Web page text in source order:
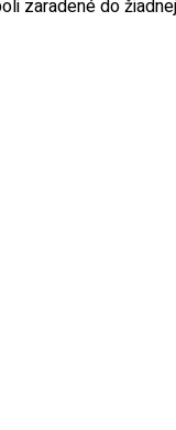
zaradené do